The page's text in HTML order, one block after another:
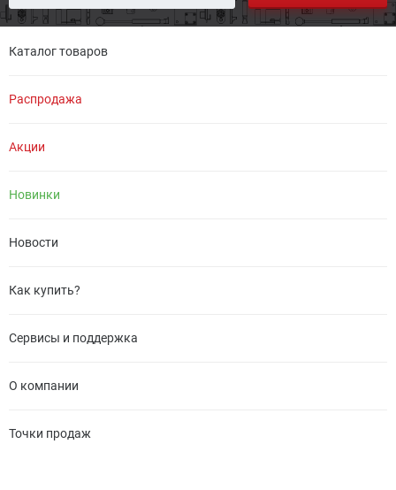
Каталог товаров
Распродажа
Акции
Новинки
Новости
Как купить?
Сервисы и поддержка
О компании
Точки продаж